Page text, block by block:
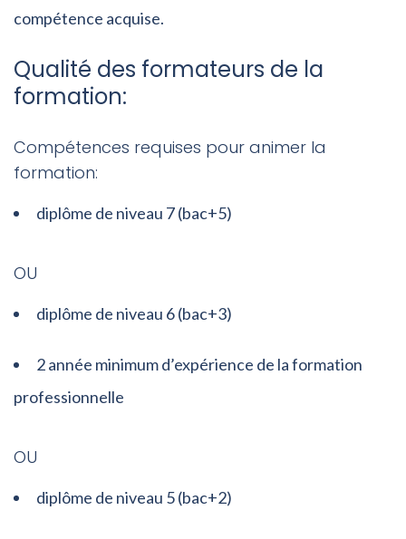
compétence acquise.
Qualité des formateurs de la
formation:
Compétences requises pour animer la
formation:
diplôme de niveau 7 (bac+5)
OU
diplôme de niveau 6 (bac+3)
2 année minimum d’expérience de la formation
professionnelle
OU
diplôme de niveau 5 (bac+2)